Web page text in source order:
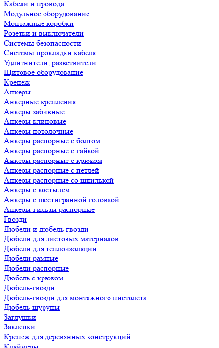
Кабели и провода
Модульное оборудование
Монтажные коробки
Розетки и выключатели
Системы безопасности
Системы прокладки кабеля
Удлитнители, разветвители
Щитовое оборудование
Крепеж
Анкеры
Анкерные крепления
Анкеры забивные
Анкеры клиновые
Анкеры потолочные
Анкеры распорные с болтом
Анкеры распорные с гайкой
Анкеры распорные с крюком
Анкеры распорные с петлей
Анкеры распорные со шпилькой
Анкеры с костылем
Анкеры с шестигранной головкой
Анкеры-гильзы распорные
Гвозди
Дюбели и дюбель-гвозди
Дюбели для листовых материалов
Дюбели для теплоизоляции
Дюбели рамные
Дюбели распорные
Дюбель с крюком
Дюбель-гвозди
Дюбель-гвозди для монтажного пистолета
Дюбель-шурупы
Заглушки
Заклепки
Крепеж для деревянных конструкций